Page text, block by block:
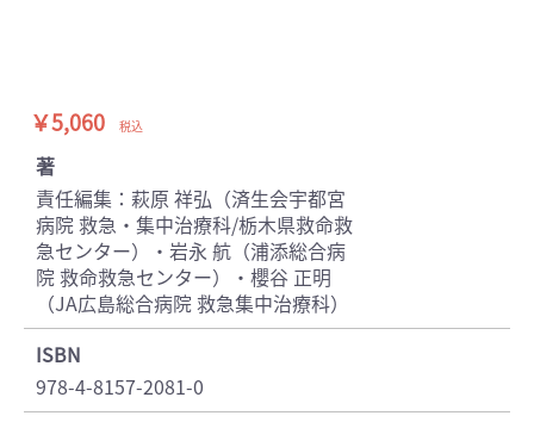
￥5,060 税込
著
責任編集：萩原 祥弘（済生会宇都宮
病院 救急・集中治療科/栃木県救命救
急センター）・岩永 航（浦添総合病
院 救命救急センター）・櫻谷 正明
（JA広島総合病院 救急集中治療科）
ISBN
978-4-8157-2081-0